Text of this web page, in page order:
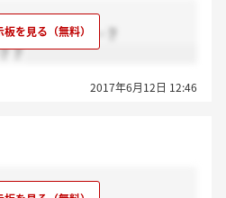
終わりますか…？
？
2017年6月12日 12:46